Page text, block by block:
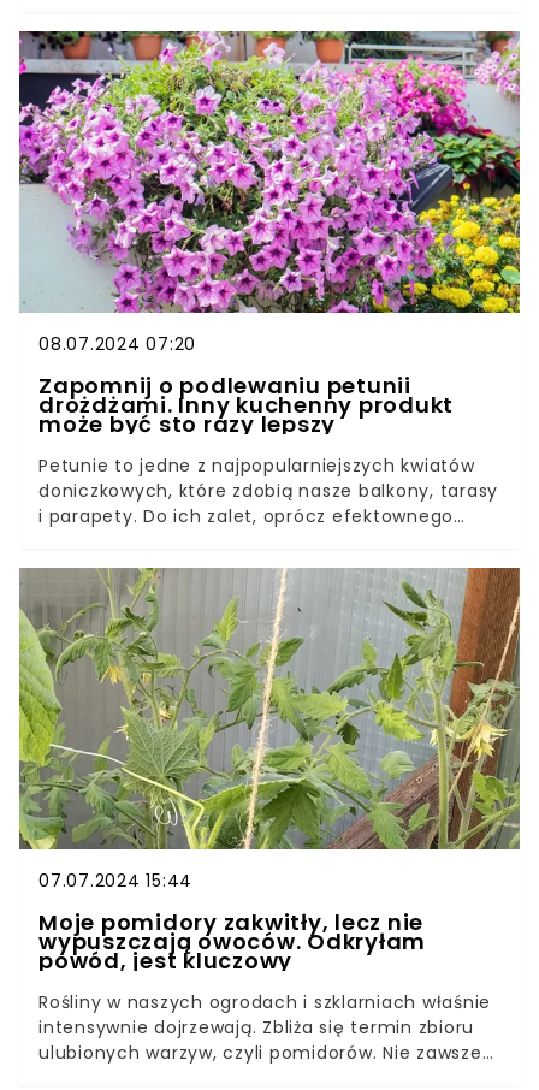
powodzeniem uprawiać we własnym ogrodzie,
choć trzeba tu przestrzegać kilku zasad i wdrożyć
odpowiednie zabiegi pielęgnacyjne. Co zrobić,
żeby uzyskać dorodny korzeń selera?
08.07.2024 07:20
Zapomnij o podlewaniu petunii
drożdżami. Inny kuchenny produkt
może być sto razy lepszy
Petunie to jedne z najpopularniejszych kwiatów
doniczkowych, które zdobią nasze balkony, tarasy
i parapety. Do ich zalet, oprócz efektownego
odpowiedni nawóz, możemy jeszcze bardziej
wydłużyć czas pojawiania się dorodnych kwiatów
na pędach petunii. Warto w tym celu
wykorzystać kilka prostych składników z kuchni i
ogrodu.
07.07.2024 15:44
Moje pomidory zakwitły, lecz nie
wypuszczają owoców. Odkryłam
powód, jest kluczowy
Rośliny w naszych ogrodach i szklarniach właśnie
intensywnie dojrzewają. Zbliża się termin zbioru
ulubionych warzyw, czyli pomidorów. Nie zawsze